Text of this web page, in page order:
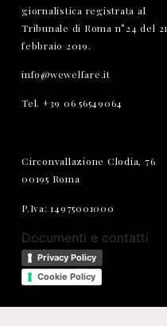
giornalistica registrata al
Tribunale di Roma n°24 del 21
febbraio 2019.
info@wewelfare.it
Tel. +39 06 56549064
Circonvallazione Clodia, 76
00195 Roma
P.Iva: 14975001000
Documenti e contatti
Privacy Policy
Cookie Policy